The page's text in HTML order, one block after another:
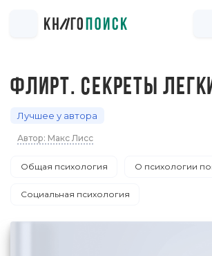
ФЛИРТ. СЕКРЕТЫ
Лучшее у автора
Автор: Макс Лисс
Общая психология О психологии
Социальная психология